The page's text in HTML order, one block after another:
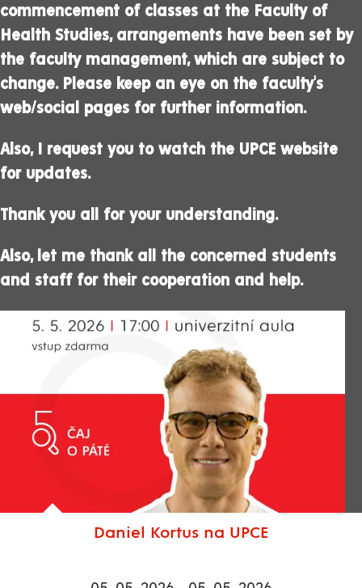
commencement of classes at the Faculty of
Health Studies, arrangements have been set by
the faculty management, which are subject to
change. Please keep an eye on the faculty's
web/social pages for further information.
Also, I request you to watch the UPCE website
for updates.
Thank you all for your understanding.
Also, let me thank all the concerned students
and staff for their cooperation and help.
Daniel Kortus na UPCE